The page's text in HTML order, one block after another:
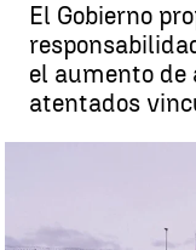
El Gobierno
el aumento de
atentados
Suecia se prepara